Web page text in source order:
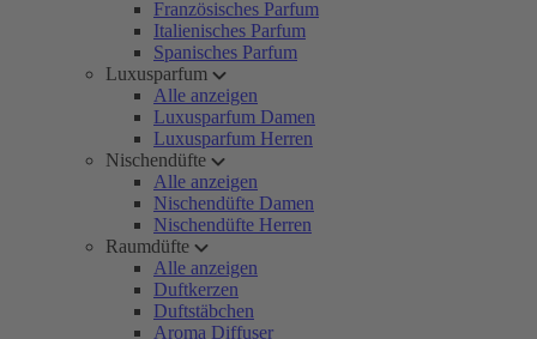
Französisches Parfum
Italienisches Parfum
Spanisches Parfum
Luxusparfum
Alle anzeigen
Luxusparfum Damen
Luxusparfum Herren
Nischendüfte
Alle anzeigen
Nischendüfte Damen
Nischendüfte Herren
Raumdüfte
Alle anzeigen
Duftkerzen
Duftstäbchen
Aroma Diffuser